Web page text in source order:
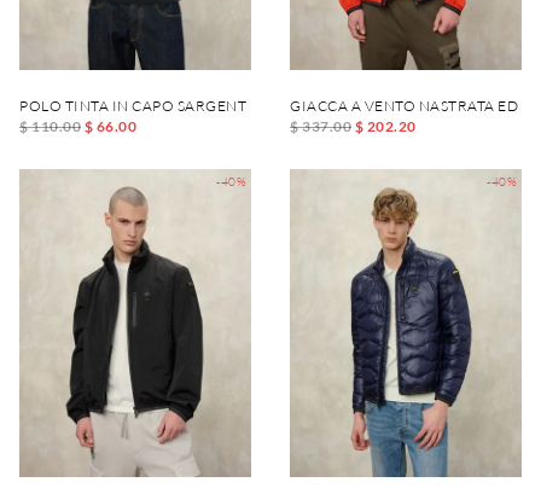
POLO TINTA IN CAPO SARGENT
$ 110.00 $ 66.00
GIACCA A VENTO NASTRATA ED
$ 337.00 $ 202.20
-40% -40%